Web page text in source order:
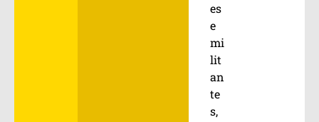
es
e
mi
lit
an
te
s,